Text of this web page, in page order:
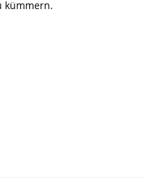
kümmern.